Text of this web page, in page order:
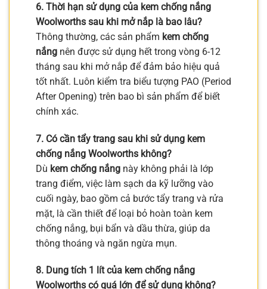
6. Thời hạn sử dụng của kem chống nắng
Woolworths sau khi mở nắp là bao lâu?
Thông thường, các sản phẩm kem chống
nắng nên được sử dụng hết trong vòng 6-12
tháng sau khi mở nắp để đảm bảo hiệu quả
tốt nhất. Luôn kiểm tra biểu tượng PAO (Period
After Opening) trên bao bì sản phẩm để biết
chính xác.
7. Có cần tẩy trang sau khi sử dụng kem
chống nắng Woolworths không?
Dù kem chống nắng này không phải là lớp
trang điểm, việc làm sạch da kỹ lưỡng vào
cuối ngày, bao gồm cả bước tẩy trang và rửa
mặt, là cần thiết để loại bỏ hoàn toàn kem
chống nắng, bụi bẩn và dầu thừa, giúp da
thông thoáng và ngăn ngừa mụn.
8. Dung tích 1 lít của kem chống nắng
Woolworths có quá lớn để sử dụng không?